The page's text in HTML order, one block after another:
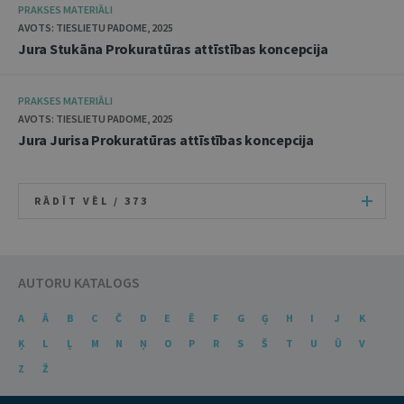
PRAKSES MATERIĀLI
AVOTS: TIESLIETU PADOME, 2025
Jura Stukāna Prokuratūras attīstības koncepcija
PRAKSES MATERIĀLI
AVOTS: TIESLIETU PADOME, 2025
Jura Jurisa Prokuratūras attīstības koncepcija
RĀDĪT VĒL / 373
AUTORU KATALOGS
A Ā B C Č D E Ē F G Ģ H I J
K
Ķ
L Ļ M N Ņ O P R S Š T U Ū
V
Z
Ž